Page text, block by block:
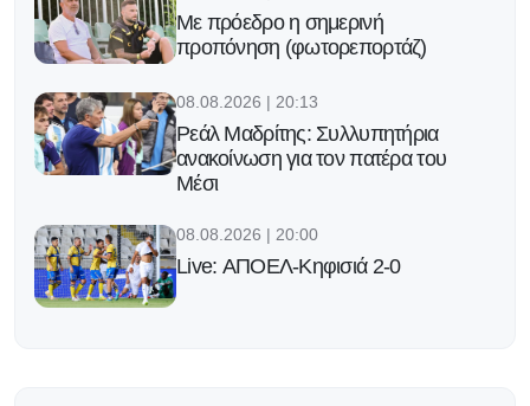
Με πρόεδρο η σημερινή
προπόνηση (φωτορεπορτάζ)
08.08.2026 | 20:13
Ρεάλ Μαδρίτης: Συλλυπητήρια
ανακοίνωση για τον πατέρα του
Μέσι
08.08.2026 | 20:00
Live: ΑΠΟΕΛ-Κηφισιά 2-0